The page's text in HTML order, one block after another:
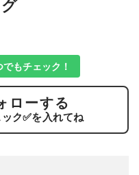
もチェック！
ローする
ク✅を入れてね